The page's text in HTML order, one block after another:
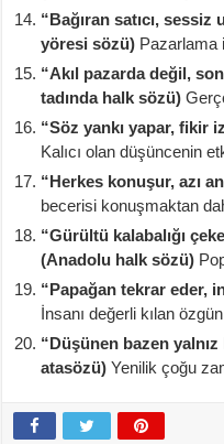
“Bağıran satıcı,
yöresi sözü) Pazarlama
“Akıl pazarda değil,
tadında halk sözü)
“Söz yankı yapar, fikir
Kalıcı olan düşüncenin
“Herkes konuşur, azı
becerisi konuşmaktan
“Gürültü kalabalığı
(Anadolu halk sözü)
“Papağan tekrar eder,
İnsanı değerli kılan
“Düşünen bazen yalnız
atasözü) Yenilik çoğu